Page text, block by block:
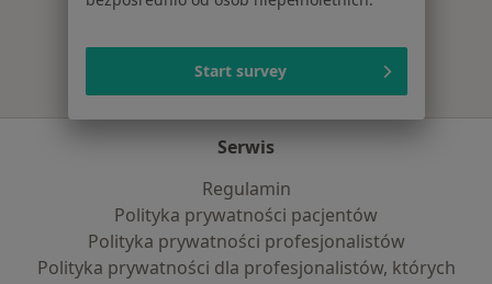
Serwis
Regulamin
Polityka prywatności pacjentów
Polityka prywatności profesjonalistów
Polityka prywatności dla profesjonalistów, których
Start survey